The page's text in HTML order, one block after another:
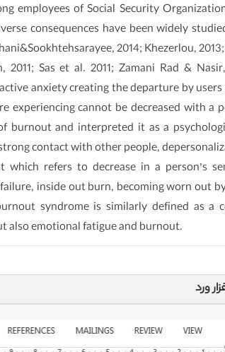
of Social Security
consequences have been widely
2014; Khezerlou,
Sas et al. 2011; Zamani Rad &
anxiety creating the departure by
cannot be decreased with a
burnout and interpreted it as a
contact with other people,
refers to decrease in a person’s
inside out burn, becoming worn out
syndrome is similarly defined as a
also emotional fatigue and burnout.
ورد